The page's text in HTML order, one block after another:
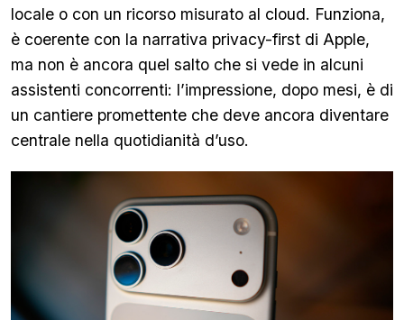
locale o con un ricorso misurato al cloud. Funziona,
è coerente con la narrativa privacy-first di Apple,
ma non è ancora quel salto che si vede in alcuni
assistenti concorrenti: l’impressione, dopo mesi, è di
un cantiere promettente che deve ancora diventare
centrale nella quotidianità d’uso.